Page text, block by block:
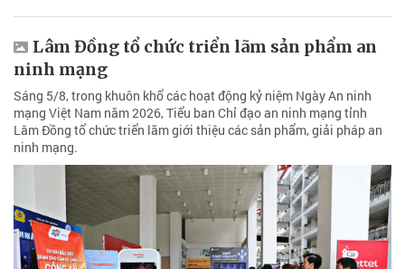
Lâm Đồng tổ chức triển lãm sản phẩm an
ninh mạng
Sáng 5/8, trong khuôn khổ các hoạt động kỷ niệm Ngày An ninh
mạng Việt Nam năm 2026, Tiểu ban Chỉ đạo an ninh mạng tỉnh
Lâm Đồng tổ chức triển lãm giới thiệu các sản phẩm, giải pháp an
ninh mạng.